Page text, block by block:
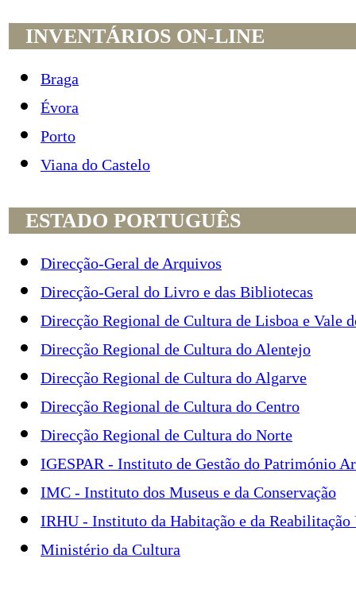
INVENTÁRIOS ON-LINE
Braga
Évora
Porto
Viana do Castelo
ESTADO PORTUGUÊS
Direcção-Geral de Arquivos
Direcção-Geral do Livro e das Bibliotecas
Direcção Regional de Cultura de Lisboa e Vale
Direcção Regional de Cultura do Alentejo
Direcção Regional de Cultura do Algarve
Direcção Regional de Cultura do Centro
Direcção Regional de Cultura do Norte
IGESPAR - Instituto de Gestão do Património
IMC - Instituto dos Museus e da Conservação
IRHU - Instituto da Habitação e da Reabilitação
Ministério da Cultura